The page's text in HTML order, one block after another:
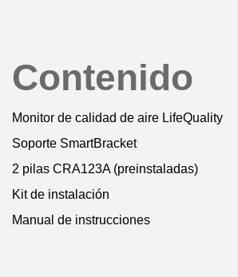
Contenido
Monitor de calidad de aire LifeQuality
Soporte SmartBracket
2 pilas CRA123A (preinstaladas)
Kit de instalación
Manual de instrucciones